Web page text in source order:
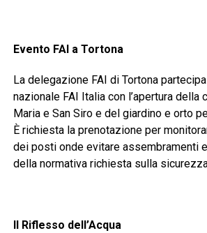
Evento FAI a Tortona
La delegazione FAI di Tortona
nazionale FAI Italia con l’apertura della
Maria e San Siro e del giardino e orto
È richiesta la prenotazione per
dei posti onde evitare assembramenti
della normativa richiesta sulla
Il Riflesso dell’Acqua